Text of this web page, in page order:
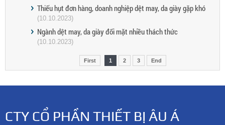
Thiếu hụt đơn hàng, doanh nghiệp dệt may, da giày gặp khó
(10.10.2023)
Ngành dệt may, da giày đối mặt nhiều thách thức
(10.10.2023)
First 1 2 3 End
CTY CỔ PHẦN THIẾT BỊ ÂU Á